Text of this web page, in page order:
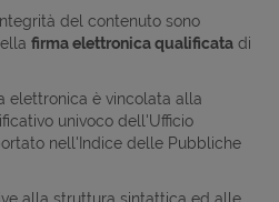
del contenuto sono
firma elettronica qualificata di
elettronica è vincolata alla
univoco dell'Ufficio
nell'Indice delle Pubbliche